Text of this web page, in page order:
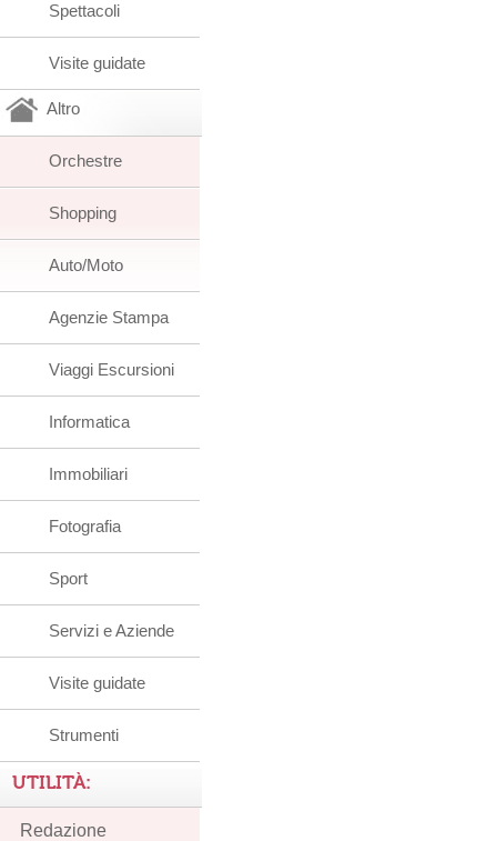
Spettacoli
Visite guidate
Altro
Orchestre
Shopping
Auto/Moto
Agenzie Stampa
Viaggi Escursioni
Informatica
Immobiliari
Fotografia
Sport
Servizi e Aziende
Visite guidate
Strumenti
UTILITÀ:
Redazione